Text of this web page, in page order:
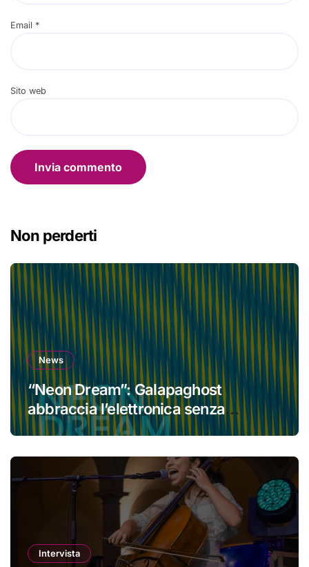
Email *
Sito web
Non perderti
News
“Neon Dream”: Galapaghost
abbraccia l’elettronica senza
perdere la propria identità
Intervista